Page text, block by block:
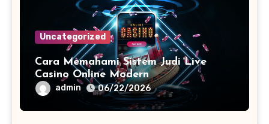
Uncategorized
Cara Memahami Sistem Judi Live
Casino Online Modern
admin 06/22/2026